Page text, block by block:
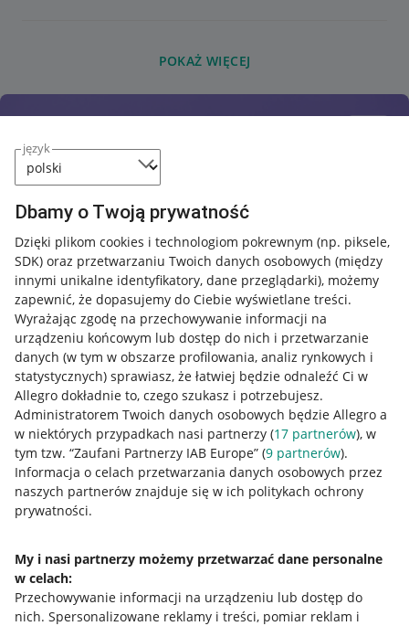
język
Dbamy o Twoją prywatność
Dzięki plikom cookies i technologiom pokrewnym (np. piksele,
SDK) oraz przetwarzaniu Twoich danych osobowych (między
innymi unikalne identyfikatory, dane przeglądarki), możemy
zapewnić, że dopasujemy do Ciebie wyświetlane treści.
Wyrażając zgodę na przechowywanie informacji na
urządzeniu końcowym lub dostęp do nich i przetwarzanie
danych (w tym w obszarze profilowania, analiz rynkowych i
statystycznych) sprawiasz, że łatwiej będzie odnaleźć Ci w
Allegro dokładnie to, czego szukasz i potrzebujesz.
Administratorem Twoich danych osobowych będzie Allegro a
w niektórych przypadkach nasi partnerzy (17 partnerów), w
tym tzw. “Zaufani Partnerzy IAB Europe” (9 partnerów).
Informacja o celach przetwarzania danych osobowych przez
naszych partnerów znajduje się w ich politykach ochrony
prywatności.
My i nasi partnerzy możemy przetwarzać dane personalne
w celach:
Przechowywanie informacji na urządzeniu lub dostęp do
nich. Spersonalizowane reklamy i treści, pomiar reklam i
POKAŻ WIĘCEJ
Przydatne informacje
Jak to działa
Allegro Gadane dla sprzedających
Allegro Gadane dla kupujących